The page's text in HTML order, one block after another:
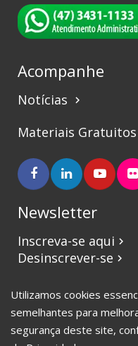
Acompanhe
Notícias keyboard_arrow_right
Materiais Gratuitos
Newsletter
Inscreva-se aqui keyboard_arrow_right
Desinscrever-se keyboard_arrow_right
©2017 CBVJ.
Utilizamos cookies
semelhantes para
segurança deste site,